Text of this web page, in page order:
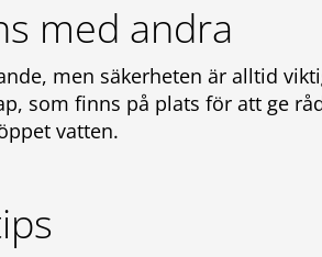
med andra
men säkerheten är alltid
som finns på plats för att ge
vatten.